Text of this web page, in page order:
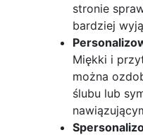
stronie
bardziej
Miękki i
można
ślubu lub